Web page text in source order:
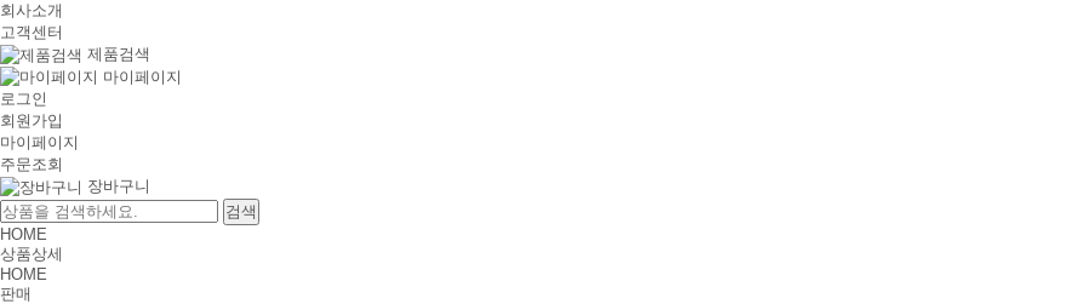
회사소개
고객센터
제품검색
마이페이지
로그인
회원가입
마이페이지
주문조회
장바구니
HOME
상품상세
HOME
판매